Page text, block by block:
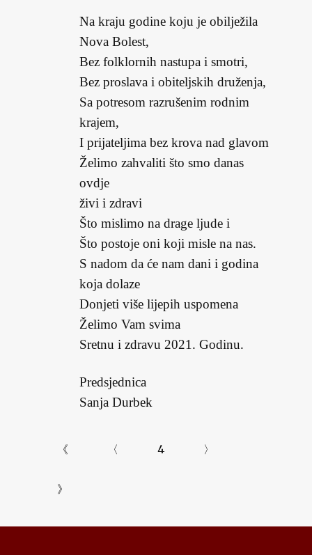
Na kraju godine koju je obilježila
Nova Bolest,
Bez folklornih nastupa i smotri,
Bez proslava i obiteljskih druženja,
Sa potresom razrušenim rodnim
krajem,
I prijateljima bez krova nad glavom
Želimo zahvaliti što smo danas
ovdje
živi i zdravi
Što mislimo na drage ljude i
Što postoje oni koji misle na nas.
S nadom da će nam dani i godina
koja dolaze
Donjeti više lijepih uspomena
Želimo Vam svima
Sretnu i zdravu 2021. Godinu.
Predsjednica
Sanja Durbek
《 〈 4 〉
》